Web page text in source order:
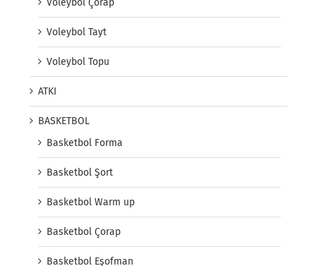
Voleybol Çorap
Voleybol Tayt
Voleybol Topu
ATKI
BASKETBOL
Basketbol Forma
Basketbol Şort
Basketbol Warm up
Basketbol Çorap
Basketbol Eşofman